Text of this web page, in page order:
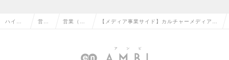
ハイク 営業 営業（法 【メディア事業サイド】カルチャーメディアM
ックスの求人情報